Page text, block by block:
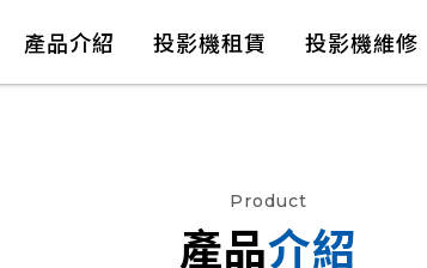
產品介紹 投影機租賃 投影機維修
Product
產品介紹